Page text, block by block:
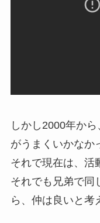
しかし2000年か
がうまくいかなか
それで現在は、活
それでも兄弟で同
ら、仲は良いと考